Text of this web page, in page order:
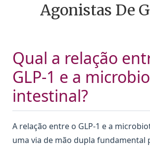
Agonistas De
Qual a relação
GLP-1 e a
intestinal?
A relação entre o GLP-1 e a
uma via de mão dupla fundamental